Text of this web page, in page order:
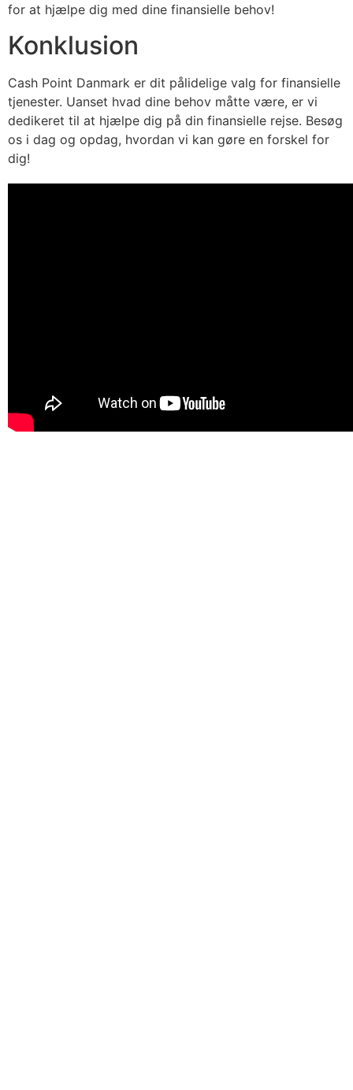
for at hjælpe dig med dine finansielle behov!
Konklusion
Cash Point Danmark er dit pålidelige valg for finansielle
tjenester. Uanset hvad dine behov måtte være, er vi
dedikeret til at hjælpe dig på din finansielle rejse. Besøg
os i dag og opdag, hvordan vi kan gøre en forskel for
dig!